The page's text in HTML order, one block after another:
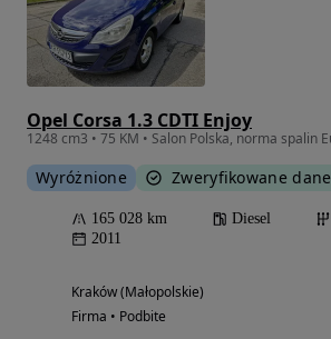
Opel Corsa 1.3 CDTI Enjoy
Wyróżnione Zweryfikowane dane
165 028 km Diesel
2011
Kraków (Małopolskie)
Firma • Podbite